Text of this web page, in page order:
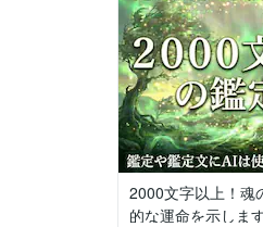
2000文字以上！魂
的な運命を示しま